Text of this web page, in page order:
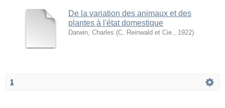
De la variation des animaux et des
plantes à l'état domestique
Darwin, Charles (C. Reinwald et Cie. 1922)
1